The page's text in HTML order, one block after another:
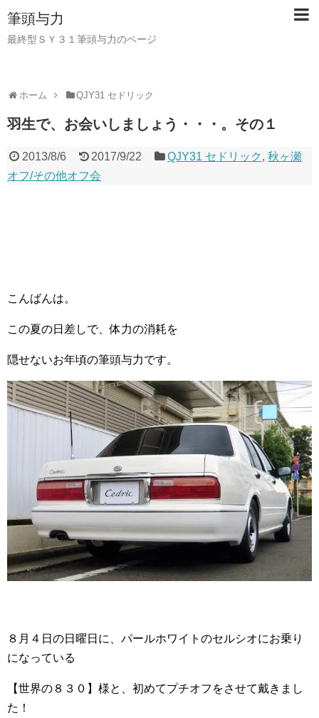
筆頭与力
最終型ＳＹ３１筆頭与力のページ
ホーム QJY31 セドリック
羽生で、お会いしましょう・・・。その１
2013/8/6 2017/9/22 QJY31 セドリック ,秋ヶ瀬
オフ/その他オフ会
こんばんは。
この夏の日差しで、体力の消耗を
隠せないお年頃の筆頭与力です。
８月４日の日曜日に、パールホワイトのセルシオにお乗り
になっている
【世界の８３０】様と、初めてプチオフをさせて戴きまし
た！